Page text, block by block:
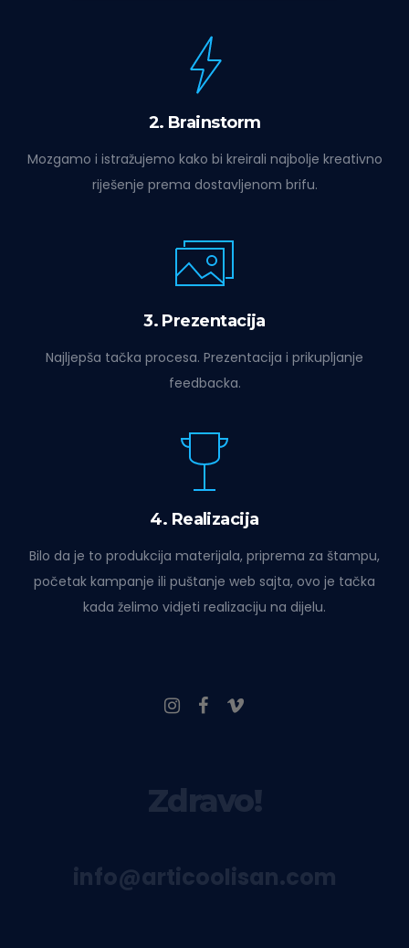
2. Brainstorm
Mozgamo i istražujemo kako bi kreirali najbolje kreativno
riješenje prema dostavljenom brifu.
3. Prezentacija
Najljepša tačka procesa. Prezentacija i prikupljanje
feedbacka.
4. Realizacija
Bilo da je to produkcija materijala, priprema za štampu,
početak kampanje ili puštanje web sajta, ovo je tačka
kada želimo vidjeti realizaciju na dijelu.
Zdravo!
info@articoolisan.com